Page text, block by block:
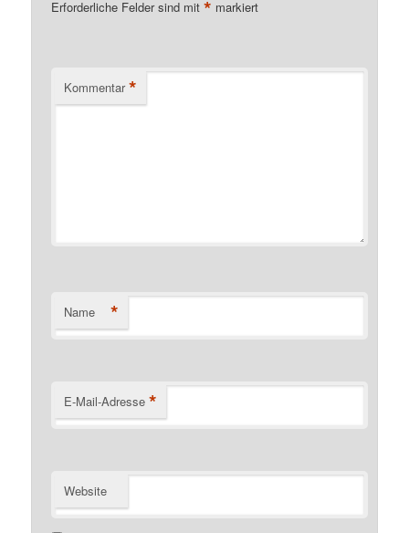
Erforderliche Felder sind mit* markiert
Kommentar *
Name *
E-Mail-Adresse *
Website